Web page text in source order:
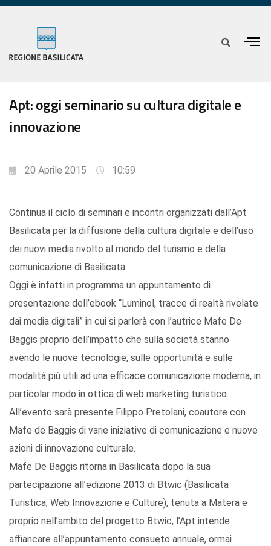
Apt: oggi seminario su cultura digitale e
innovazione
20 Aprile 2015 10:59
Continua il ciclo di seminari e incontri organizzati dall’Apt
Basilicata per la diffusione della cultura digitale e dell’uso
dei nuovi media rivolto al mondo del turismo e della
comunicazione di Basilicata.
Oggi è infatti in programma un appuntamento di
presentazione dell’ebook “Luminol, tracce di realtà rivelate
dai media digitali” in cui si parlerà con l’autrice Mafe De
Baggis proprio dell’impatto che sulla società stanno
avendo le nuove tecnologie, sulle opportunità e sulle
modalità più utili ad una efficace comunicazione moderna, in
particolar modo in ottica di web marketing turistico.
All’evento sarà presente Filippo Pretolani, coautore con
Mafe de Baggis di varie iniziative di comunicazione e nuove
azioni di innovazione culturale.
Mafe De Baggis ritorna in Basilicata dopo la sua
partecipazione all’edizione 2013 di Btwic (Basilicata
Turistica, Web Innovazione e Culture), tenuta a Matera e
proprio nell’ambito del progetto Btwic, l’Apt intende
affiancare all’appuntamento consueto annuale, ormai